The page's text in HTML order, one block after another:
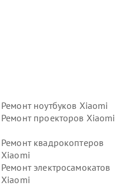
Ремонт ноутбуков Xiaomi
Ремонт проекторов Xiaomi
Ремонт квадрокоптеров
Xiaomi
Ремонт электросамокатов
Xiaomi